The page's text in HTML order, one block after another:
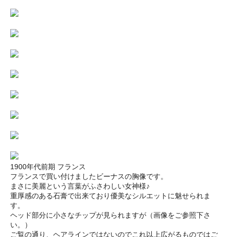
1900年代前期 フランス
フランスで買い付けましたビーナスの胸像です。
まさに美麗という言葉がふさわしい女神様♪
重厚感のある石膏で出来ており優美なシルエットに魅せられま
す。
ヘッド部分に小さなチップが見られますが（画像をご参照下さ
い。）
ご覧の通り、ヘアラインではないのでこれ以上広がるものではご